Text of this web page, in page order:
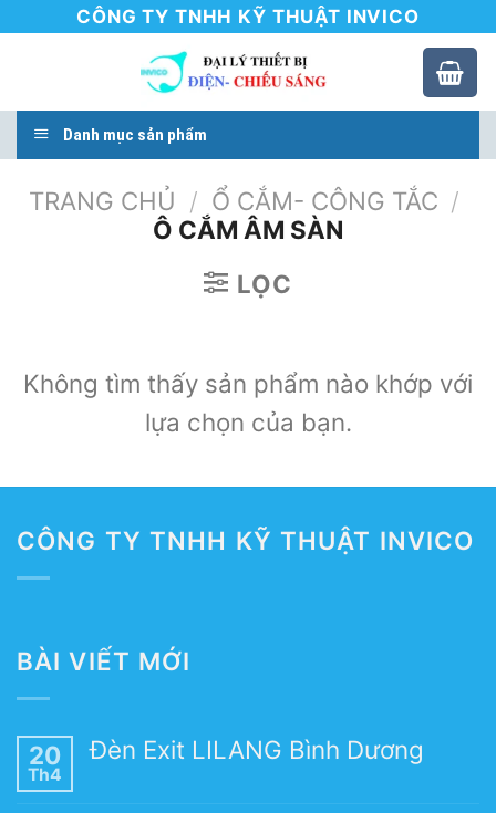
CÔNG TY TNHH KỸ THUẬT INVICO
Danh mục sản phẩm
TRANG CHỦ / Ổ CẮM- CÔNG TẮC /
Ô CẮM ÂM SÀN
LỌC
Không tìm thấy sản phẩm nào khớp với
lựa chọn của bạn.
CÔNG TY TNHH KỸ THUẬT INVICO
BÀI VIẾT MỚI
20
Th4
Đèn Exit LILANG Bình Dương